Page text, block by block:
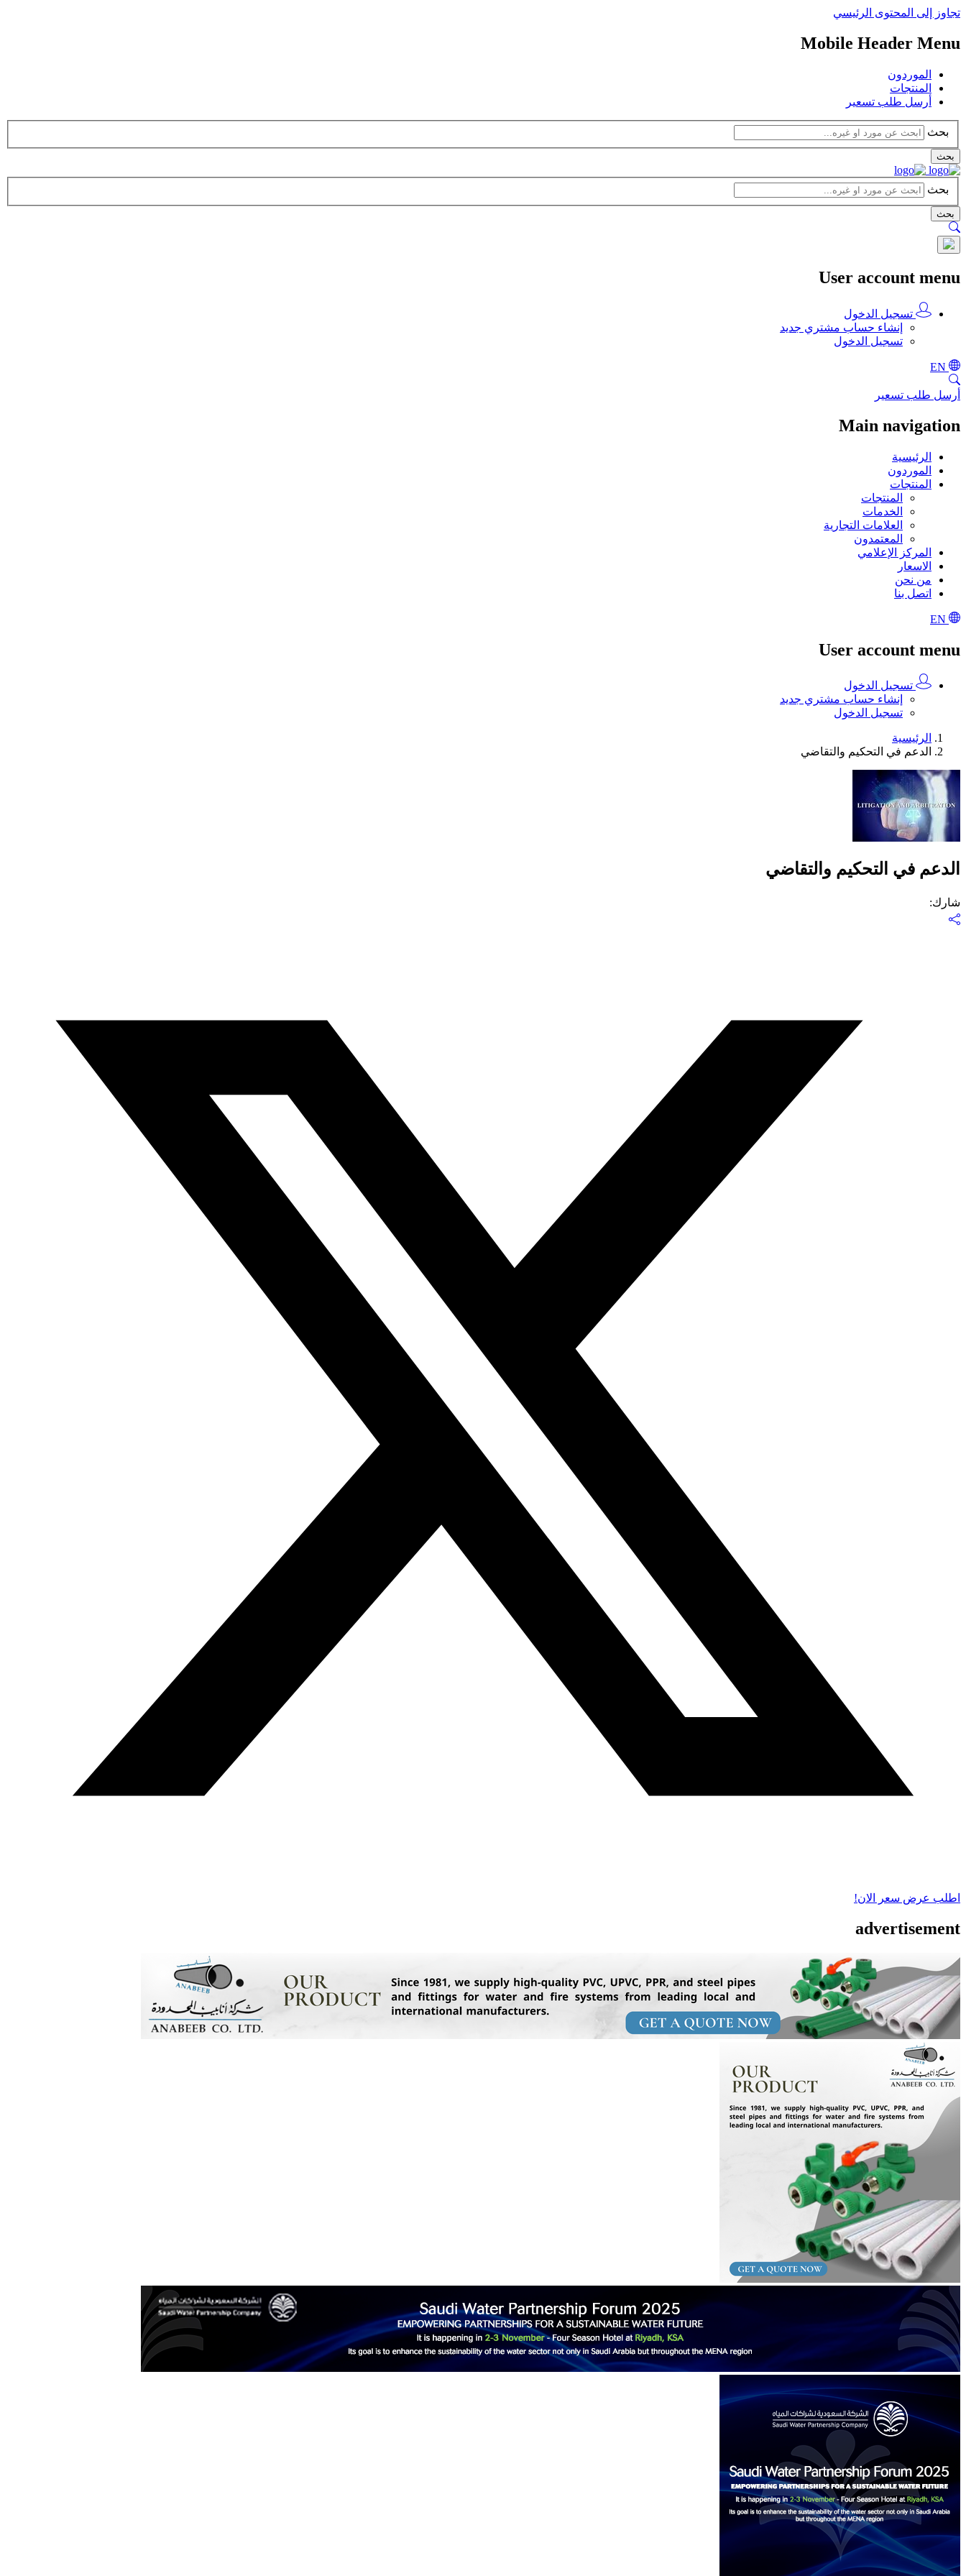
تجاوز إلى المحتوى الرئيسي
Mobile Header Menu
الموردون
المنتجات
أرسل طلب تسعير
بحث
بحث
بحث
بحث
User account menu
تسجيل الدخول
إنشاء حساب مشتري جديد
تسجيل الدخول
أرسل طلب تسعير
Main navigation
الرئيسية
الموردون
المنتجات
المنتجات
الخدمات
العلامات التجارية
المعتمدون
المركز الإعلامي
الاسعار
من نحن
اتصل بنا
User account menu
تسجيل الدخول
إنشاء حساب مشتري جديد
تسجيل الدخول
الرئيسية
الدعم في التحكيم والتقاضي
الدعم في التحكيم والتقاضي
شارك:
اطلب عرض سعر الان!
advertisement